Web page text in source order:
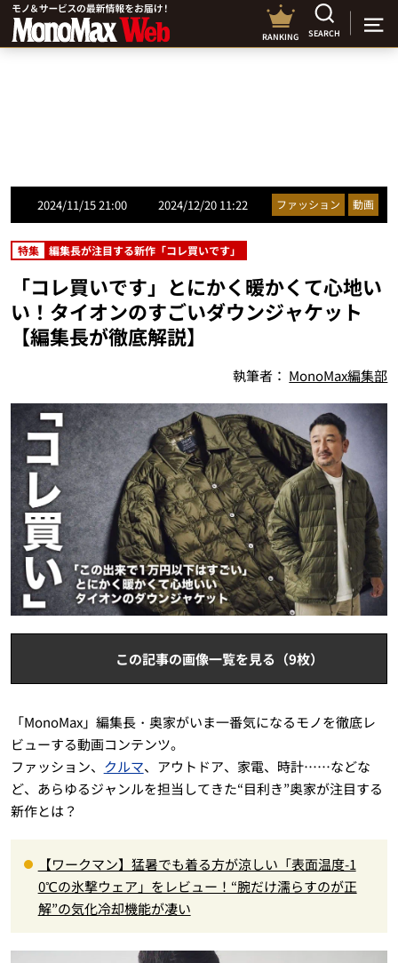
RANKING SEARCH
2024/11/15 21:00 2024/12/20 11:22 ファッション 動画
特集 編集長が注目する新作「コレ買いです」
「コレ買いです」とにかく暖かくて心地い
い！タイオンのすごいダウンジャケット
【編集長が徹底解説】
執筆者： MonoMax編集部
この記事の画像一覧を見る（9枚）
「MonoMax」編集長・奥家がいま一番気になるモノを徹底レ
ビューする動画コンテンツ。
ファッション、 クルマ、アウトドア、家電、時計……などな
ど、あらゆるジャンルを担当してきた“目利き”奥家が注目する
新作とは？
【ワークマン】猛暑でも着る方が涼しい「表面温度-1
0℃の氷撃ウェア」をレビュー！“腕だけ濡らすのが正
解”の気化冷却機能が凄い